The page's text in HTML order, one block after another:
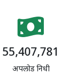
55,407,781
अपलोड निधी